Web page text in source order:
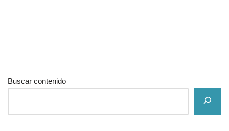
Buscar contenido